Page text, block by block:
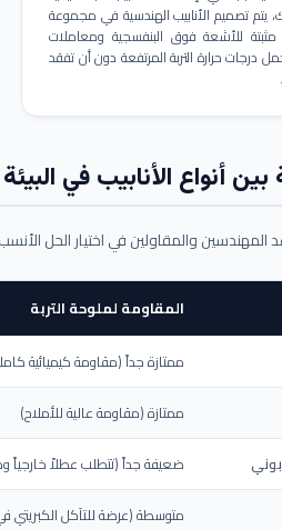
يتم تصميم الأنابيب الهندسية في مجموعة
مثبتة للأشعة فوق البنفسجية ومعاملات
درجات حرارة التربة المرتفعة دون أن تفقد
أنواع الأنابيب في البيئة
والمقاولين في اختيار الحل
المقاومة لملوحة التربة
ممتازة جداً (مقاومة كيميائية
ممتازة (مقاومة عالية للأملاح)
ضعيفة جداً (تتطلب عطلاً خارجياً
متوسطة (عرضة للتآكل الكبريتي